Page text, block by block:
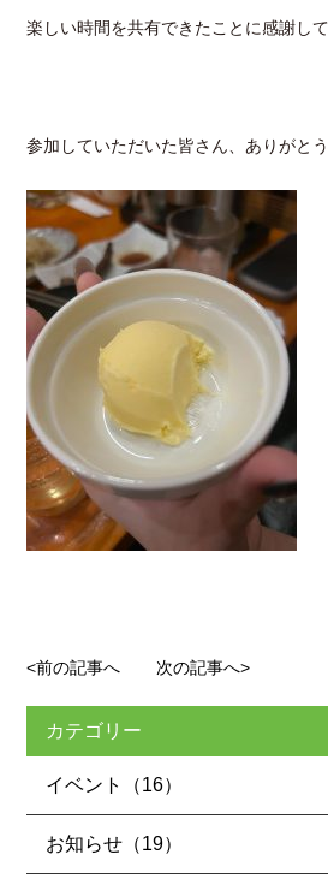
楽しい時間を共有できたことに感謝して
参加していただいた皆さん、ありがと
<前の記事へ 次の記事へ>
カテゴリー
イベント（16）
お知らせ（19）